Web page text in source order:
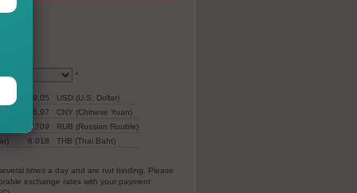
*
199,05
USD (U.S. Dollar)
1.396,97
CNY (Chinese Yuan)
12.709
RUB (Russian Rouble)
6.018 THB (Thai Baht)
times a day and are not binding. Please
exchange rates with your payment